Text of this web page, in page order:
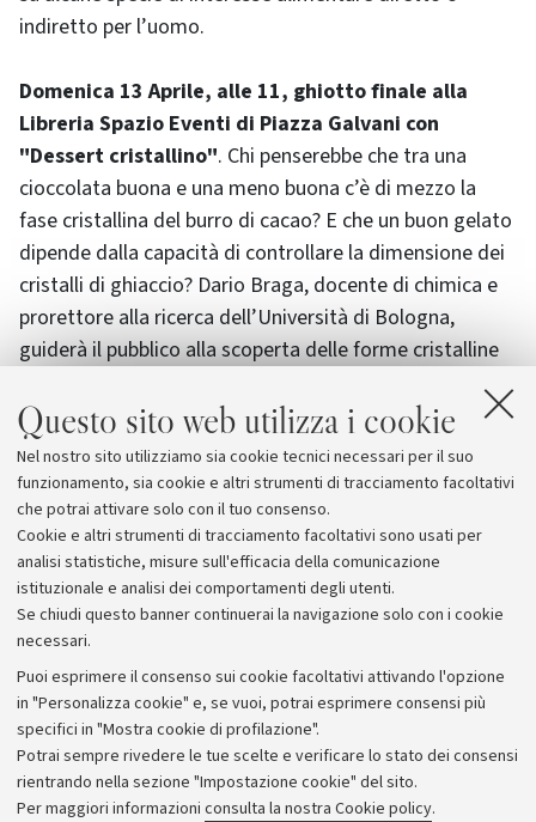
Questo sito web utilizza i cookie
Nel nostro sito utilizziamo sia cookie tecnici necessari per il suo
funzionamento, sia cookie e altri strumenti di tracciamento facoltativi
che potrai attivare solo con il tuo consenso.
Cookie e altri strumenti di tracciamento facoltativi sono usati per
analisi statistiche, misure sull'efficacia della comunicazione
istituzionale e analisi dei comportamenti degli utenti.
Se chiudi questo banner continuerai la navigazione solo con i cookie
necessari.
Puoi esprimere il consenso sui cookie facoltativi attivando l'opzione
in "Personalizza cookie" e, se vuoi, potrai esprimere consensi più
specifici in "Mostra cookie di profilazione".
Potrai sempre rivedere le tue scelte e verificare lo stato dei consensi
rientrando nella sezione "Impostazione cookie" del sito.
Per maggiori informazioni consulta la nostra Cookie policy.
indiretto per l’uomo.
Domenica 13 Aprile, alle 11, ghiotto finale alla
Libreria Spazio Eventi di Piazza Galvani con
"Dessert cristallino". Chi penserebbe che tra una
cioccolata buona e una meno buona c’è di mezzo la
fase cristallina del burro di cacao? E che un buon gelato
dipende dalla capacità di controllare la dimensione dei
cristalli di ghiaccio? Dario Braga, docente di chimica e
prorettore alla ricerca dell’Università di Bologna,
guiderà il pubblico alla scoperta delle forme cristalline
di alcuni alimenti o farmaci. L'incontro si concluderà poi
con un assaggio di gelati proposti da “La Torinese
1888”, per celebrare in modo gustoso il 2014,
proclamato dall’Assemblea dell’ONU “Anno
internazionale della Cristallografia”.
Archivio
Comunicati stampa
Redazione
Rassegna stampa